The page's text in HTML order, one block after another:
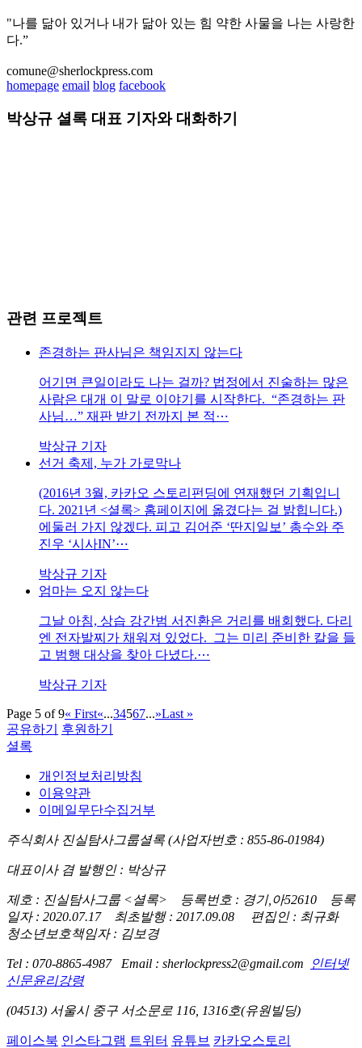
"나를 닮아 있거나 내가 닮아 있는 힘 약한 사물을 나는 사랑한
다.”
comune@sherlockpress.com
homepage email blog facebook
박상규 셜록 대표 기자와 대화하기
관련 프로젝트
존경하는 판사님은 책임지지 않는다
어기면 큰일이라도 나는 걸까? 법정에서 진술하는 많은
사람은 대개 이 말로 이야기를 시작한다. “존경하는 판
사님…” 재판 받기 전까지 본 적⋯
박상규 기자
선거 축제, 누가 가로막나
(2016년 3월, 카카오 스토리펀딩에 연재했던 기획입니
다. 2021년 <셜록> 홈페이지에 옮겼다는 걸 밝힙니다.)
에둘러 가지 않겠다. 피고 김어준 ‘딴지일보’ 총수와 주
진우 ‘시사IN’⋯
박상규 기자
엄마는 오지 않는다
그날 아침, 상습 강간범 서진환은 거리를 배회했다. 다리
엔 전자발찌가 채워져 있었다. 그는 미리 준비한 칼을 들
고 범행 대상을 찾아 다녔다.⋯
박상규 기자
Page 5 of 9« First«...34567...»Last »
공유하기
후원하기
셜록
개인정보처리방침
이용약관
이메일무단수집거부
주식회사 진실탐사그룹셜록 (사업자번호 : 855-86-01984)
대표이사 겸 발행인 : 박상규
제호 : 진실탐사그룹 <셜록> 등록번호 : 경기,아52610 등록
일자 : 2020.07.17 최초발행 : 2017.09.08 편집인 : 최규화
청소년보호책임자 : 김보경
Tel : 070-8865-4987 Email : sherlockpress2@gmail.com
인터넷
신문윤리강령
(04513) 서울시 중구 서소문로 116, 1316호(유원빌딩)
페이스북 인스타그램 트위터 유튜브 카카오스토리